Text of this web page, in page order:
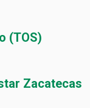
(TOS)
Zacatecas